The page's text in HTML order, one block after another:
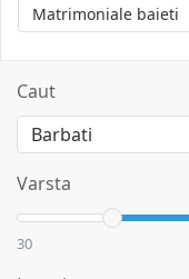
Matrimoniale baieti
Caut
Varsta
30